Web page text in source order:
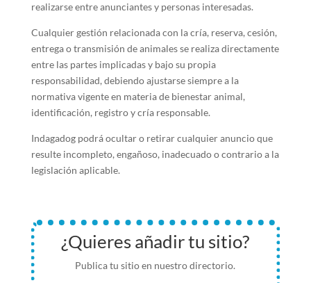
realizarse entre anunciantes y personas interesadas.
Cualquier gestión relacionada con la cría, reserva, cesión,
entrega o transmisión de animales se realiza directamente
entre las partes implicadas y bajo su propia
responsabilidad, debiendo ajustarse siempre a la
normativa vigente en materia de bienestar animal,
identificación, registro y cría responsable.
Indagadog podrá ocultar o retirar cualquier anuncio que
resulte incompleto, engañoso, inadecuado o contrario a la
legislación aplicable.
¿Quieres añadir tu sitio?
Publica tu sitio en nuestro directorio.